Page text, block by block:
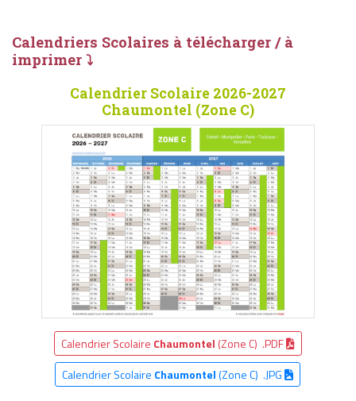
Calendriers Scolaires à télécharger / à
imprimer ⤵
Calendrier Scolaire 2026-2027
Chaumontel (Zone C)
Calendrier Scolaire Chaumontel (Zone C) .PDF
Calendrier Scolaire Chaumontel(Zone C) .JPG